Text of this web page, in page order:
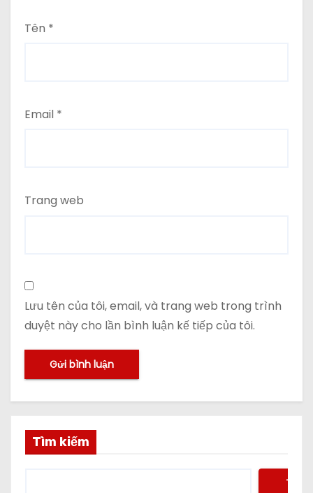
Tên *
Email *
Trang web
Lưu tên của tôi, email, và trang web trong trình
duyệt này cho lần bình luận kế tiếp của tôi.
Tìm kiếm
Tìm